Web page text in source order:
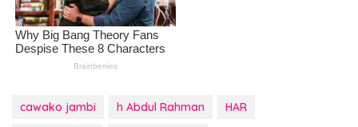
cawako jambi h Abdul Rahman
HAR